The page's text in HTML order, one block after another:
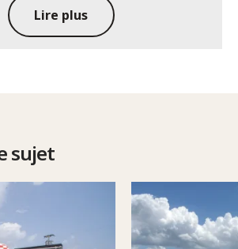
Lire plus
sujet